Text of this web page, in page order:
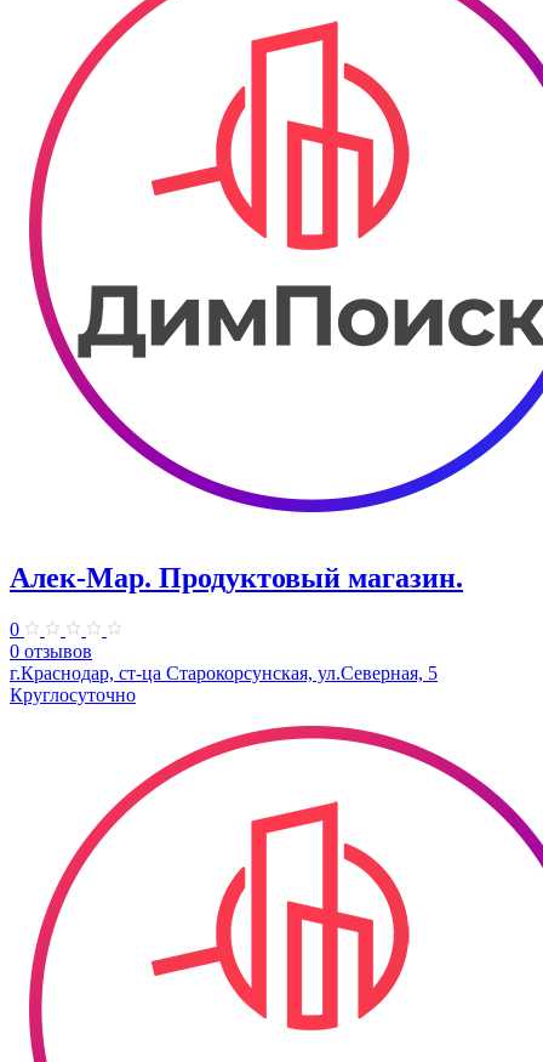
Алек-Мар. Продуктовый магазин.
0
0 отзывов
г.Краснодар, ст-ца Старокорсунская, ул.Северная, 5
Круглосуточно